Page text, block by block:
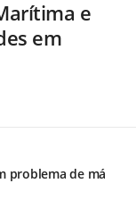
e
em
problema de má